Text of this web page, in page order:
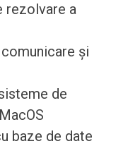
rezolvare a
și
de
baze de date